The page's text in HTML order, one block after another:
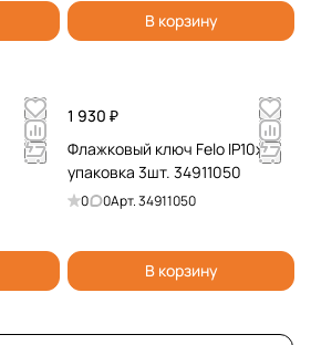
В корзину
1 930 ₽
Флажковый ключ Felo IP10x37,
упаковка 3шт. 34911050
0 0Арт.34911050
В корзину